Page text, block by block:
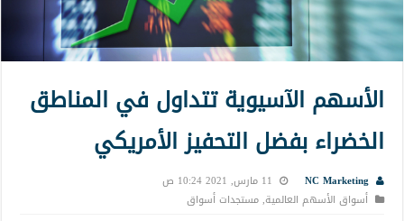
الأسهم الآسيوية تتداول في المناطق
الخضراء بفضل التحفيز الأمريكي
NC Marketing
11 مارس, 2021 10:24 ص
أسواق الأسهم العالمية,مستجدات أسواق